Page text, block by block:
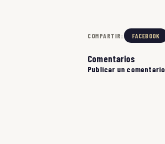
COMPARTIR: FACEBOOK
Comentarios
Publicar un comentario